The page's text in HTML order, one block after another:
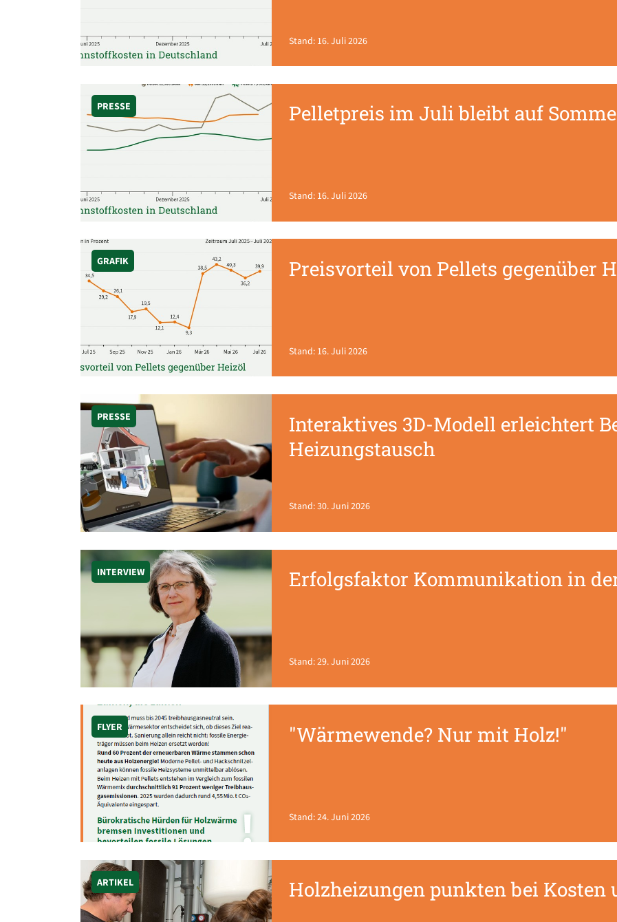
Stand: 16. Juli 2026
PRESSE Pelletpreis im Juli bleibt auf
Stand: 16. Juli 2026
GRAFIK Preisvorteil von Pellets gegenüber
Stand: 16. Juli 2026
PRESSE
Interaktives 3D-Modell erleichtert
Heizungstausch
Stand: 30. Juni 2026
INTERVIEW Erfolgsfaktor Kommunikation in
Stand: 29. Juni 2026
FLYER "Wärmewende? Nur mit Holz!"
Stand: 24. Juni 2026
ARTIKEL Holzheizungen punkten bei